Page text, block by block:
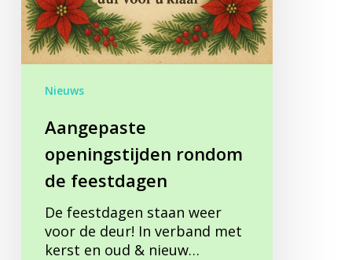
Nieuws
Aangepaste
openingstijden rondom
de feestdagen
De feestdagen staan weer
voor de deur! In verband met
kerst en oud & nieuw…